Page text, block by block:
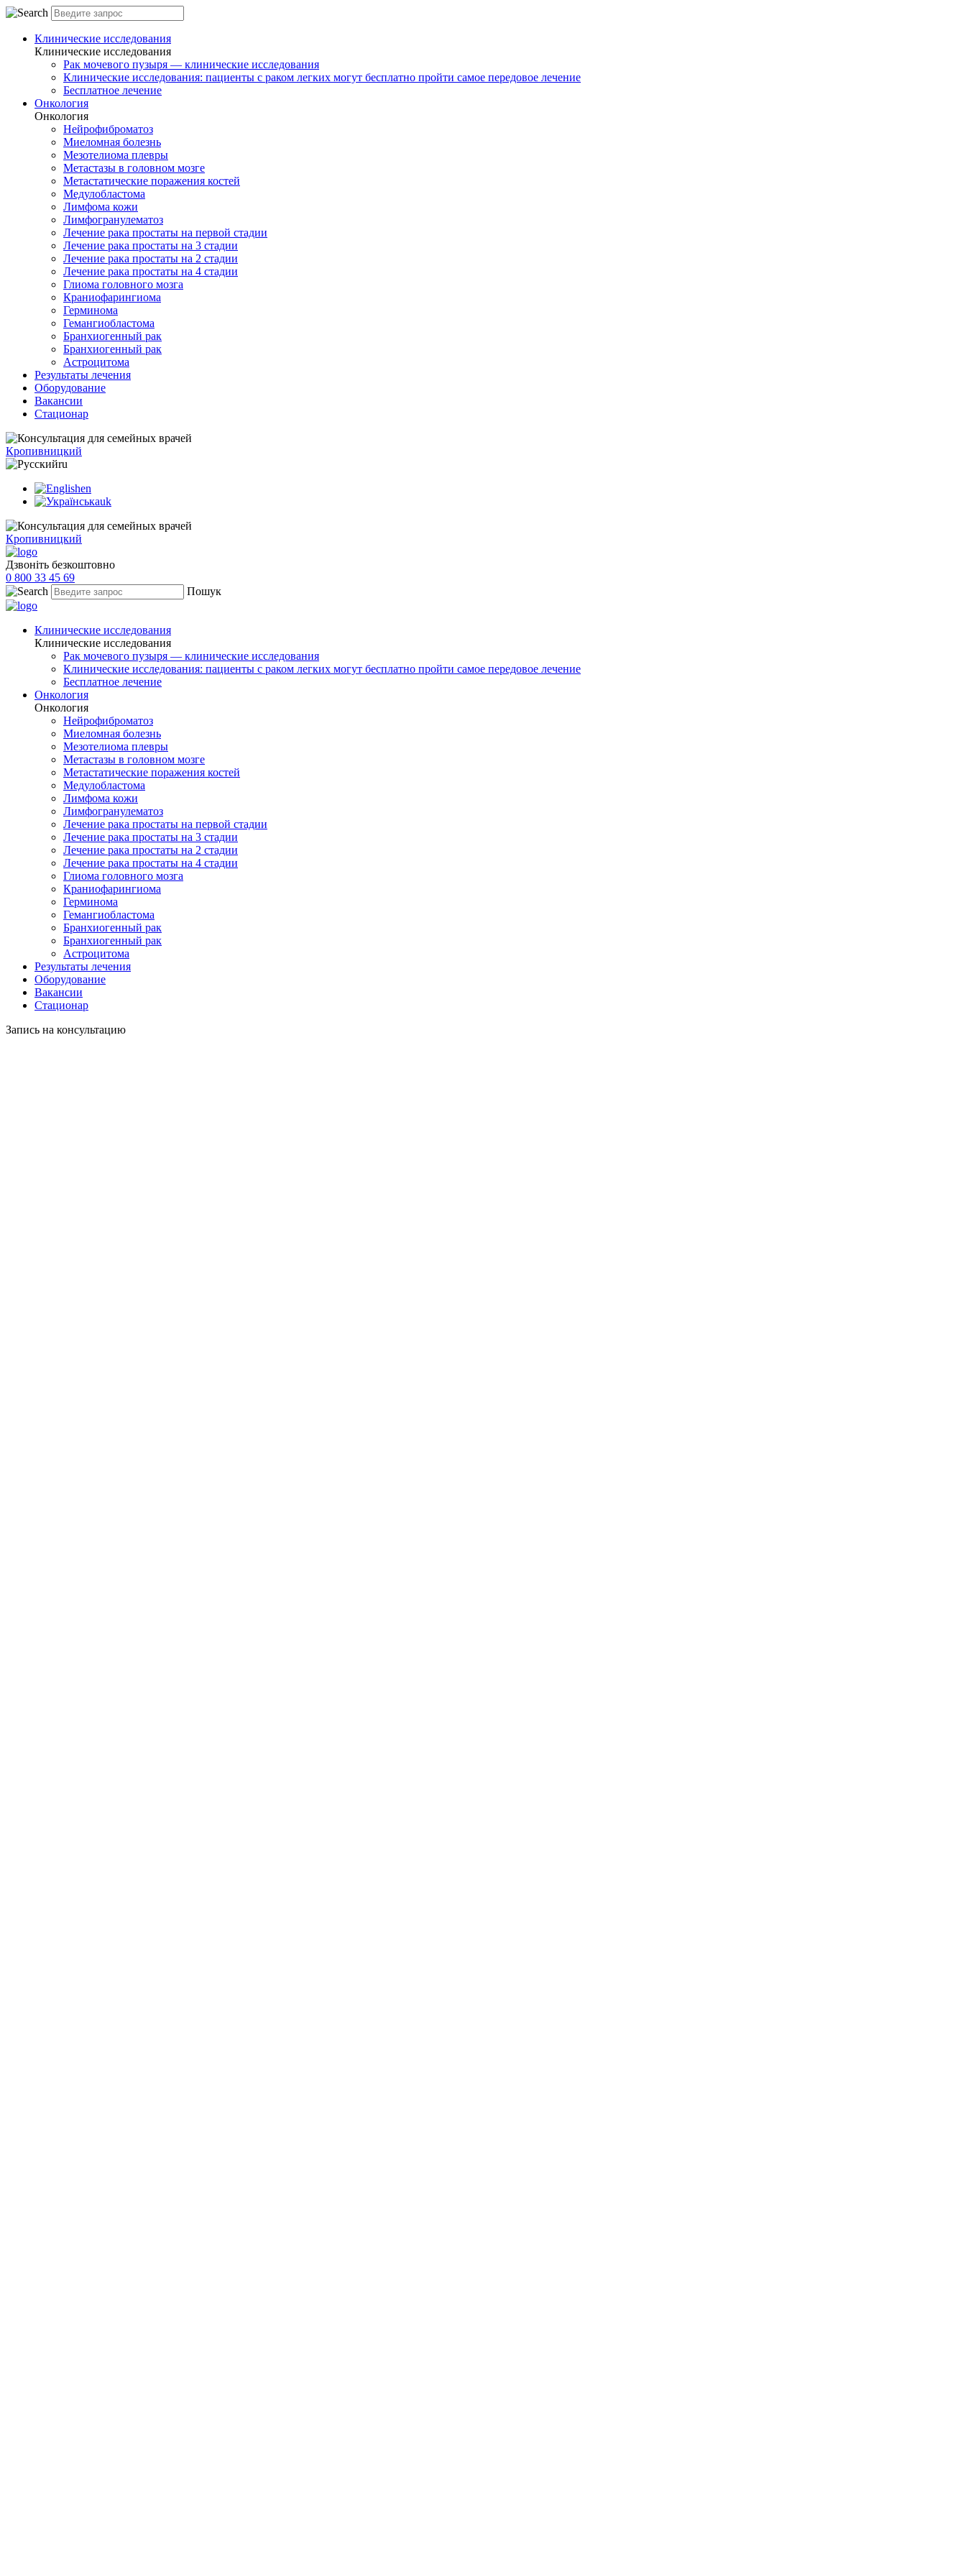
Клинические исследования
Клинические исследования
Рак мочевого пузыря — клинические исследования
Клинические исследования: пациенты с раком легких могут бесплатно пройти самое передовое лечение
Бесплатное лечение
Онкология
Онкология
Нейрофиброматоз
Миеломная болезнь
Мезотелиома плевры
Метастазы в головном мозге
Метастатические поражения костей
Медулобластома
Лимфома кожи
Лимфогранулематоз
Лечение рака простаты на первой стадии
Лечение рака простаты на 3 стадии
Лечение рака простаты на 2 стадии
Лечение рака простаты на 4 стадии
Глиома головного мозга
Краниофарингиома
Герминома
Гемангиобластома
Бранхиогенный рак
Бранхиогенный рак
Астроцитома
Результаты лечения
Оборудование
Вакансии
Стационар
Кропивницкий
ru
en
uk
Кропивницкий
Дзвоніть безкоштовно
0 800 33 45 69
Пошук
Клинические исследования
Клинические исследования
Рак мочевого пузыря — клинические исследования
Клинические исследования: пациенты с раком легких могут бесплатно пройти самое передовое лечение
Бесплатное лечение
Онкология
Онкология
Нейрофиброматоз
Миеломная болезнь
Мезотелиома плевры
Метастазы в головном мозге
Метастатические поражения костей
Медулобластома
Лимфома кожи
Лимфогранулематоз
Лечение рака простаты на первой стадии
Лечение рака простаты на 3 стадии
Лечение рака простаты на 2 стадии
Лечение рака простаты на 4 стадии
Глиома головного мозга
Краниофарингиома
Герминома
Гемангиобластома
Бранхиогенный рак
Бранхиогенный рак
Астроцитома
Результаты лечения
Оборудование
Вакансии
Стационар
Запись на консультацию